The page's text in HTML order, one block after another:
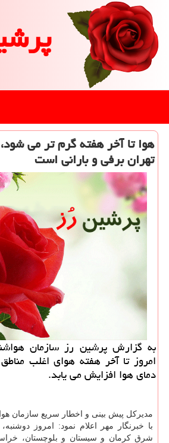
هوا تا آخر هفته گرم تر می
تهران برفی و بارانی است
به گزارش پرشین رز سازمان
امروز تا آخر هفته هوای اغلب
دمای هوا افزایش می یابد.
مدیركل پیش بینی و اخطار سریع سازمان
با خبرنگار مهر اعلام نمود: امروز
شرق كرمان و سیستان و بلوچستان،